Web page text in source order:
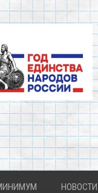
НОВОСТИ